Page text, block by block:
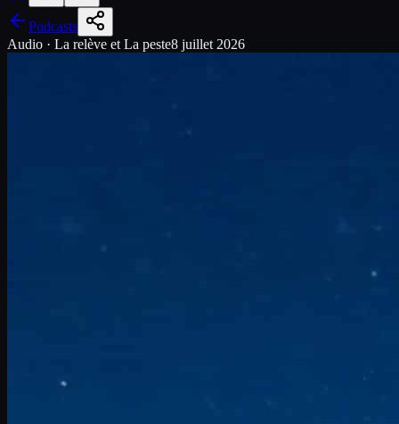
Podcasts
Audio · La relève et La peste8 juillet 2026